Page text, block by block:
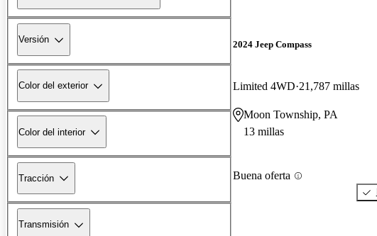
Versión
Color del exterior
Color del interior
Tracción
Transmisión
2024 Jeep Compass
Limited 4WD 21,787 millas
Moon Township, PA
13 millas
Buena oferta